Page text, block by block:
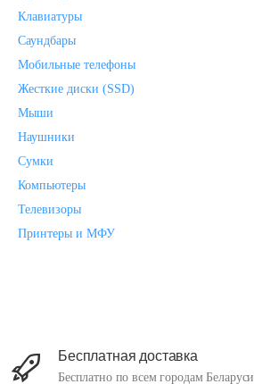
Клавиатуры
Саундбары
Мобильные телефоны
Жесткие диски (SSD)
Мыши
Наушники
Сумки
Компьютеры
Телевизоры
Принтеры и МФУ
Бесплатная доставка
Бесплатно по всем городам Беларуси